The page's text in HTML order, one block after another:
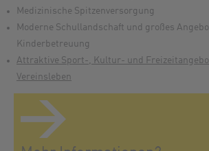
Medizinische Spitzenversorgung
Moderne Schullandschaft und großes
Kinderbetreuung
Attraktive Sport-, Kultur- und
Vereinsleben